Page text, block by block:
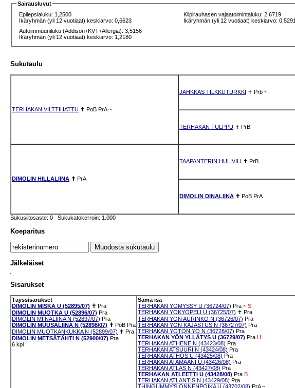
Sairausluvut
Epilepsialuku: 1,2500
Ikäryhmän (yli 12 vuotiaat) keskiarvo: 0,6623
Kilpirauhasen vajaatoimintaluku: 2,6719
Ikäryhmän (yli 12 vuotiaat) keskiarvo: 0,5291
Autoimmuuniluku (Addison+KVT+Allergia): 3,5156
Ikäryhmän (yli 12 vuotiaat) keskiarvo: 1,2180
Sukutaulu
TERHAKAN VILTTIHATTU ✝ PoB PrA ~
JAHKKAS TILKKUTURKKI ✝ Prb ~
TERHAKAN TULPPU ✝ PrB
DIMOLIN HILLALIINA ✝ PrA
TAAPANTERIN HULIVILI ✝ PrB
DIMOLIN DINALIINA ✝ PoB PrA
Sukusiitosaste: 0 Sukukatokerroin: 1.000
Koeparitus
Jälkeläiset
Sisarukset
Täyssisarukset
DIMOLIN MISKA U (52895/07) ✝ Pra
DIMOLIN MUOTKA U (52896/07) Pra
DIMOLIN MIINALIINA N (52897/07) Pra
DIMOLIN MUUSALIINA N (52898/07) ✝ PoB Pra
DIMOLIN MUOTKANKUKKA N (52899/07) ✝ Pra
DIMOLIN METSÄTÄHTI N (52900/07) Pra
6 kpl
Sama isä
TERHAKAN YÖMYSSY U (36724/07) Pra ~ S
TERHAKAN YÖKYÖPELI U (36725/07) ✝ Pra
TERHAKAN YÖN AURINKO N (36726/07) Pra
TERHAKAN YÖN KAJASTUS N (36727/07) Pra
TERHAKAN YÖTÖN YÖ N (36728/07) Pra
TERHAKAN YÖN YLLÄTYS U (36729/07) Pra H
TERHAKAN ATHENE N (43423/08) Pra
TERHAKAN ATSUURI N (43424/08) Pra
TERHAKAN ATHOS U (43425/08) Pra
TERHAKAN ATAMAANI U (43426/08) Pra
TERHAKAN ATLAS N (43427/08) Pra
TERHAKAN ATLEETTI U (43428/08) Pra B
TERHAKAN ATLANTIS N (43429/08) Pra
THINGUMMY'S ONNENPOIKA U (43702/08) PrA ~